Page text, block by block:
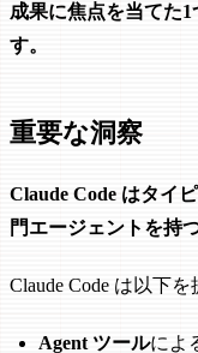
成果に焦点を当てた
す。
重要な洞察
Claude Code はタイ
門エージェントを持
Claude Code は以下を
Agent ツールによ